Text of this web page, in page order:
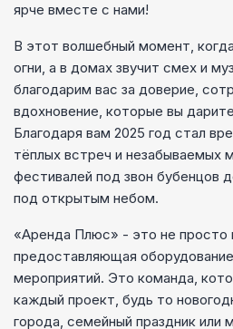
ярче вместе с нами!
В этот волшебный момент,
огни, а в домах звучит смех и
благодарим вас за доверие,
вдохновение, которые вы
Благодаря вам 2025 год стал
тёплых встреч и незабываемых
фестивалей под звон бубенцов
под открытым небом.
«Аренда Плюс» - это не просто
предоставляющая
мероприятий. Это команда,
каждый проект, будь то
города, семейный праздник или